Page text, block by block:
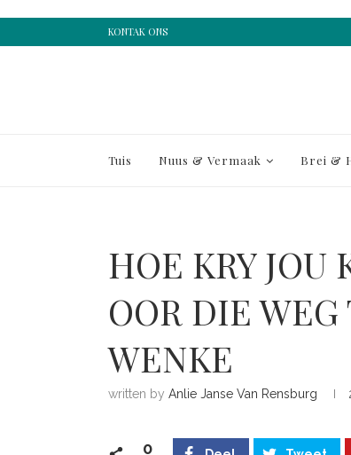
KONTAK ONS
Tuis Nuus & Vermaak Brei &
HOE KRY JOU
OOR DIE
WENKE
written by Anlie Janse Van Rensburg
0